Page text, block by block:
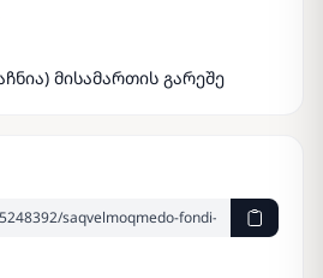
მისამართის გარეშე